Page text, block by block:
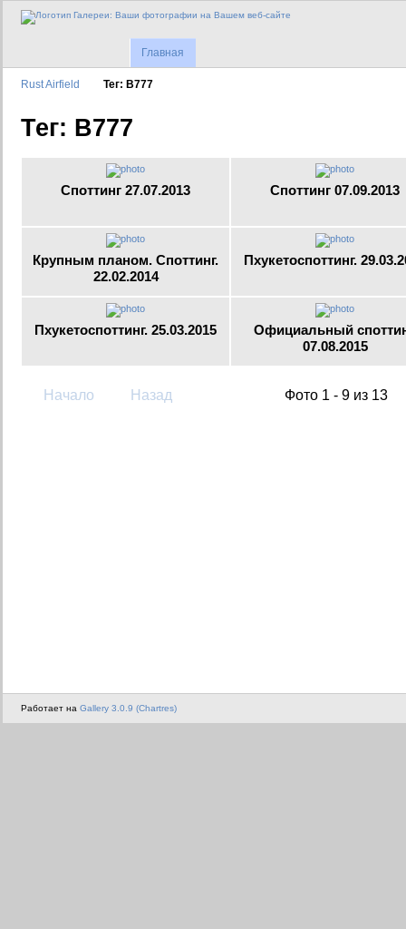
Главная
Rust Airfield Тег: B777
Тег: B777
Споттинг 27.07.2013 Споттинг 07.09.2013
Крупным планом. Споттинг.
22.02.2014
Пхукетоспоттинг.
Пхукетоспоттинг. 25.03.2015
Официальный
07.08.2015
Начало Назад Фото 1 - 9 из 13
Работает на Gallery 3.0.9 (Chartres)